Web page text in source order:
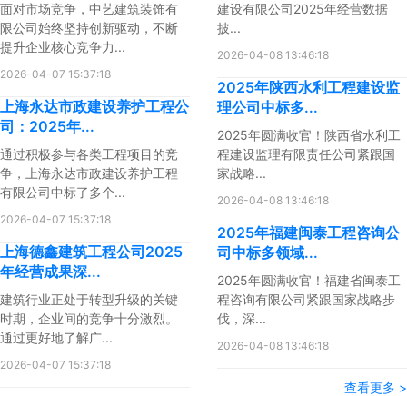
面对市场竞争，中艺建筑装饰有
限公司始终坚持创新驱动，不断
提升企业核心竞争力...
2026-04-07 15:37:18
上海永达市政建设养护工程公
司：2025年...
通过积极参与各类工程项目的竞
争，上海永达市政建设养护工程
有限公司中标了多个...
2026-04-07 15:37:18
上海德鑫建筑工程公司2025
年经营成果深...
建筑行业正处于转型升级的关键
时期，企业间的竞争十分激烈。
通过更好地了解广...
2026-04-07 15:37:18
建设有限公司2025年经营数据
披...
2026-04-08 13:46:18
2025年陕西水利工程建设监
理公司中标多...
2025年圆满收官！陕西省水利工
程建设监理有限责任公司紧跟国
家战略...
2026-04-08 13:46:18
2025年福建闽泰工程咨询公
司中标多领域...
2025年圆满收官！福建省闽泰工
程咨询有限公司紧跟国家战略步
伐，深...
2026-04-08 13:46:18
查看更多 >